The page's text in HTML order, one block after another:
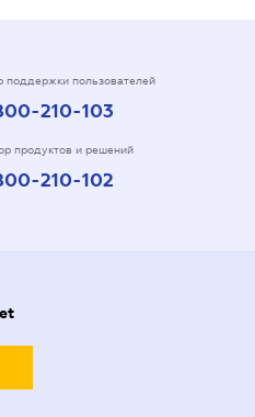
поддержки пользователей
210-103
продуктов и решений
210-102